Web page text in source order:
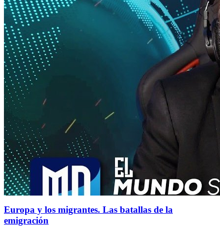
Europa y los migrantes. Las batallas de la
emigración